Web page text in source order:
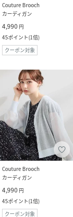
Couture Brooch
カーディガン
4,990 円
45ポイント(1倍)
クーポン対象
Couture Brooch
カーディガン
4,990 円
45ポイント(1倍)
クーポン対象